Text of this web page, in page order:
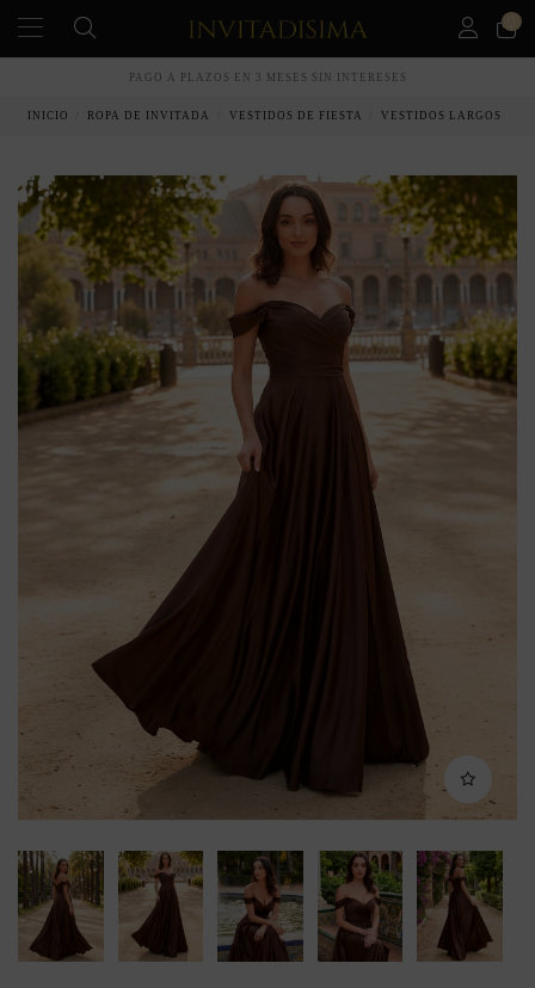
PAGO A PLAZOS EN 3 MESES SIN INTERESES
INICIO ROPA DE INVITADA VESTIDOS DE FIESTA VESTIDOS LARGOS